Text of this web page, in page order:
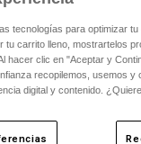
tecnologías para optimizar
tu carrito lleno, mostrartelos
hacer clic en "Aceptar y
recopilemos, usemos
digital y contenido.